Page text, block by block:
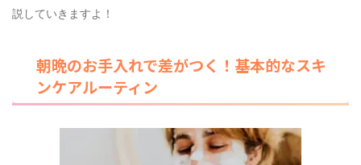
説していきますよ！
朝晩のお手入れで差がつく！基本的なスキ
ンケアルーティン